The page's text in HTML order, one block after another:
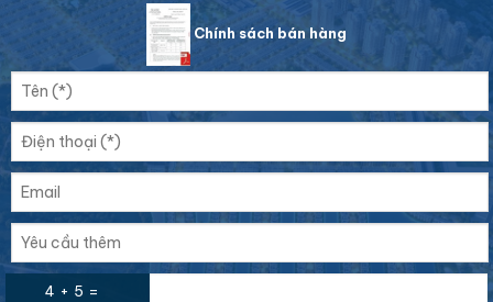
Chính sách bán hàng
4 + 5 =